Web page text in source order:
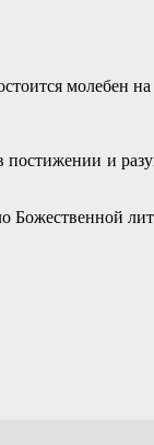
молебен на
и
Божественной